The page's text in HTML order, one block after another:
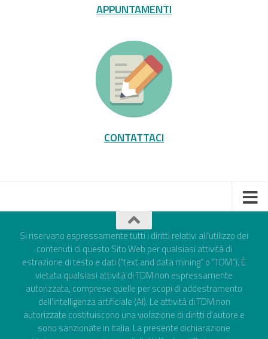
APPUNTAMENTI
CONTATTACI
Si riservano espressamente tutti i diritti relativi all’utilizzo dei
contenuti di questo Sito Web per qualsiasi attività di
estrazione di testo e dati (“text and data mining” o “TDM”). È
vietata qualsiasi attività di TDM non espressamente
autorizzata, comprese quelle per scopi di addestramento
dell’intelligenza artificiale (AI). Le attività di TDM non
autorizzate costituiscono una violazione di diritti d’autore e
sono sanzionate in Italia. La presente dichiarazione